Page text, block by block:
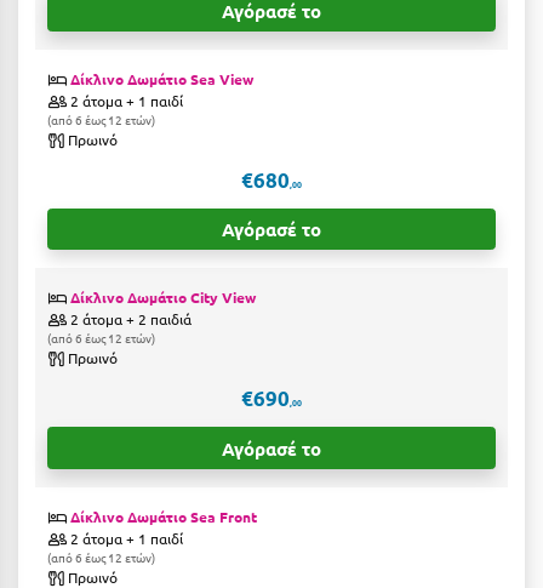
Κάρπαθος
Καρπενήσι
Κάρυστος
Κατερίνη
Κέα - Τζιά
Κέρκυρα
Κεφαλονιά
Κοζάνη
Αγόρασέ το
Δίκλινο Δωμάτιο Sea View
2 άτομα + 1 παιδί
από 6 έως 12 ετών
Πρωινό
€680 ,00
Αγόρασέ το
Δίκλινο Δωμάτιο City View
2 άτομα + 2 παιδιά
από 6 έως 12 ετών
Πρωινό
€690 ,00
Αγόρασέ το
Δίκλινο Δωμάτιο Sea Front
2 άτομα + 1 παιδί
από 6 έως 12 ετών
Πρωινό